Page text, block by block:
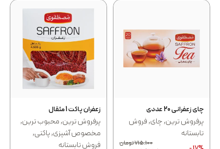
چای زعفرانی 20 عددی
پرفروش ترین,چای,فروش
تابستانه
715.100تومان
زعفران پاکت 1 مثقال
پرفروش ترین,محبوب ترین,
مخصوص آشپزی,پاکتی,
فروش تابستانه